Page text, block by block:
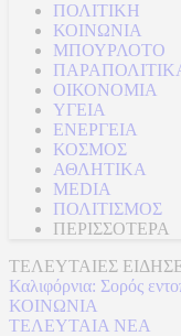
ΠΟΛΙΤΙΚΗ
ΚΟΙΝΩΝΙΑ
ΜΠΟΥΡΛΟΤΟ
ΟΙΚΟΝΟΜΙΑ
ΥΓΕΙΑ
ΕΝΕΡΓΕΙΑ
ΚΟΣΜΟΣ
ΑΘΛΗΤΙΚΑ
MEDIA
ΠΟΛΙΤΙΣΜΟΣ
ΠΕΡΙΣΣΟΤΕΡΑ
ΤΕΛΕΥΤΑΙΕΣ
Καλιφόρνια: Σορός
ΚΟΙΝΩΝΙΑ
ΤΕΛΕΥΤΑΙΑ ΝΕΑ